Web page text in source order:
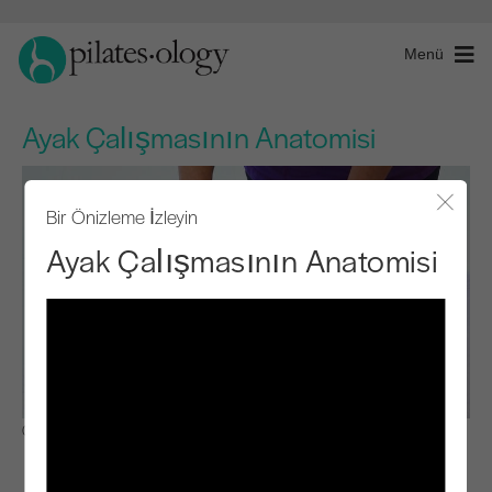
Menü
Ayak Çalışmasının Anatomisi
Bir Önizleme İzleyin
Ayak Çalışmasının Anatomisi
Gözlemle ve Öğren